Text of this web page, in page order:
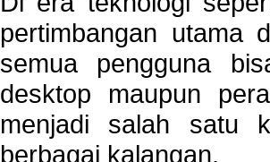
pertimbangan utama
semua pengguna
desktop maupun
menjadi salah satu
berbagai kalangan.